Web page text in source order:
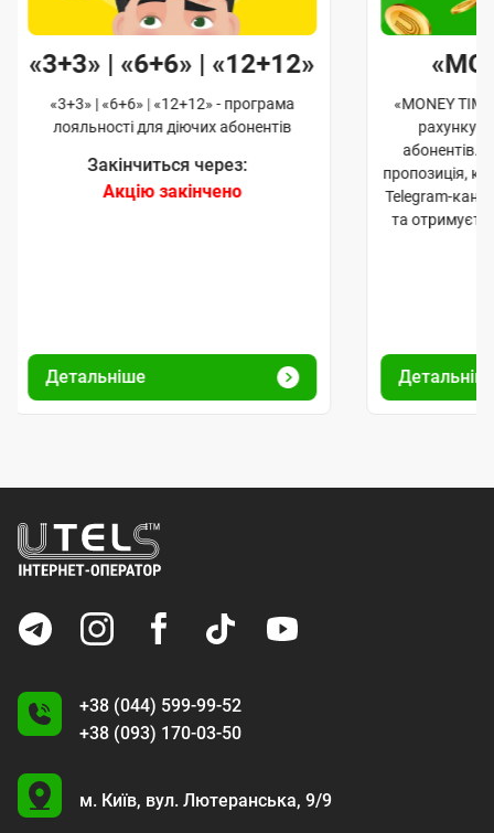
«3+3» | «6+6» | «12+12»
«3+3» | «6+6» | «12+12» - програма
лояльності для діючих абонентів
Закінчиться через:
Акцію закінчено
Детальніше
«MONEY
рахунку
абонентів.
пропозиція,
Telegram-
та
+38 (044) 599-99-52
+38 (093) 170-03-50
U
м. Київ, вул. Лютеранська, 9/9